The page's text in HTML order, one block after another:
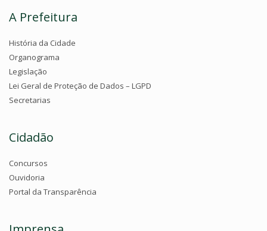
A Prefeitura
História da Cidade
Organograma
Legislação
Lei Geral de Proteção de Dados – LGPD
Secretarias
Cidadão
Concursos
Ouvidoria
Portal da Transparência